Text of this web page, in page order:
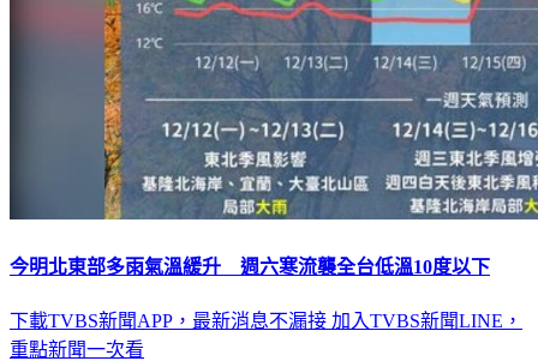
今明北東部多雨氣溫緩升 週六寒流襲全台低溫10度以下
下載TVBS新聞APP，最新消息不漏接 加入TVBS新聞LINE，
重點新聞一次看